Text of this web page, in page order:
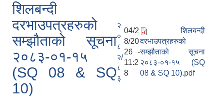
शिलबन्दी
दरभाउपत्रहरुको
सम्झौताको सूचना
२०८३-०१-१५
(SQ 08 & SQ
10)
२
०
८
२/
८
३
04/2
8/20
26 -
11:2
8
शिलबन्दी
दरभाउपत्रहरुको
सम्झौताको सूचना
२०८३-०१-१५ (SQ
08 & SQ 10).pdf